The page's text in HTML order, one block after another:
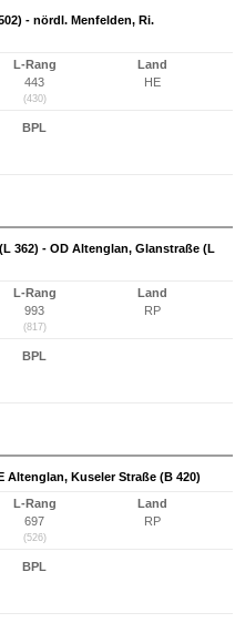
- nördl. Menfelden, Ri.
L-Rang
443
(430)
Land
HE
BPL
362) - OD Altenglan, Glanstraße (L
L-Rang
993
(817)
Land
RP
BPL
Altenglan, Kuseler Straße (B 420)
L-Rang
697
(526)
Land
RP
BPL